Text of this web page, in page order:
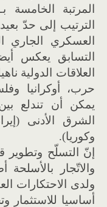
الترتيب إلى حدّ
العسكري الجاري
التسابق يعكس
العلاقات الدولية
حرب، أوكرانيا
يمكن أن تندلع
الشرق الأدنى
وكوريا).
إنّ التسلّح وتطوير
والاتّجار
ولدى الاحتكارات
أساسيا للاستثمار